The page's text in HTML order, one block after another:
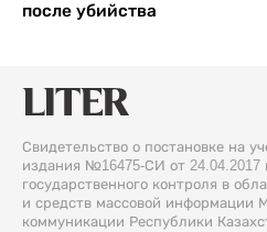
после убийства
Свидетельство о постановке на
издания №16475-СИ от 24.04.2017
государственного контроля в
и средств массовой информации
коммуникации Республики